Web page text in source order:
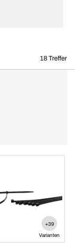
18 Treffer
+39
Varianten